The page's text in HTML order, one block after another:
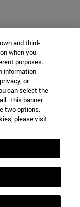
and third-
when you
purposes.
information
or
can select the
This banner
two options.
please visit